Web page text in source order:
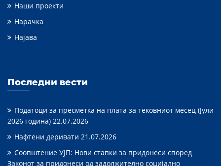
Наши проекти
Нарачка
Најава
Последни вести
Податоци за пресметка на плата за тековниот месец (Јули
2026 година) 22.07.2026
Нафтени деривати 21.07.2026
Соопштение УЈП: Нови стапки за придонеси според
Законот за придонеси од задолжително социјално